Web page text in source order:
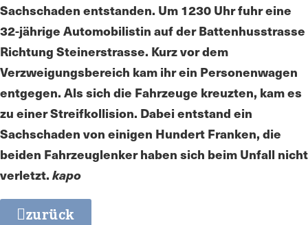
Sachschaden entstanden. Um 1230 Uhr fuhr eine
32-jährige Automobilistin auf der Battenhusstrasse
Richtung Steinerstrasse. Kurz vor dem
Verzweigungsbereich kam ihr ein Personenwagen
entgegen. Als sich die Fahrzeuge kreuzten, kam es
zu einer Streifkollision. Dabei entstand ein
Sachschaden von einigen Hundert Franken, die
beiden Fahrzeuglenker haben sich beim Unfall nicht
verletzt. kapo
zurück